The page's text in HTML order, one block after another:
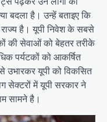
बदला है। उन्हें बताइए कि
राज्य है। यूपी निवेश के सबसे
की सेवाओं को बेहतर तरीके
पर्यटकों को आकर्षित
उभारकर यूपी को विकसित
में यूपी सरकार ने
सामने है।